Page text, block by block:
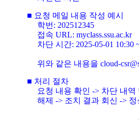
■ 요청 메일 내용 작성 예시
학번: 202512345
접속 URL: myclass.ssu.ac.kr
차단 시간: 2025-05-01 10:30
위와 같은 내용을 cloud-
■ 처리 절차
요청 내용 확인 -> 차단 내
해제 -> 조치 결과 회신 ->